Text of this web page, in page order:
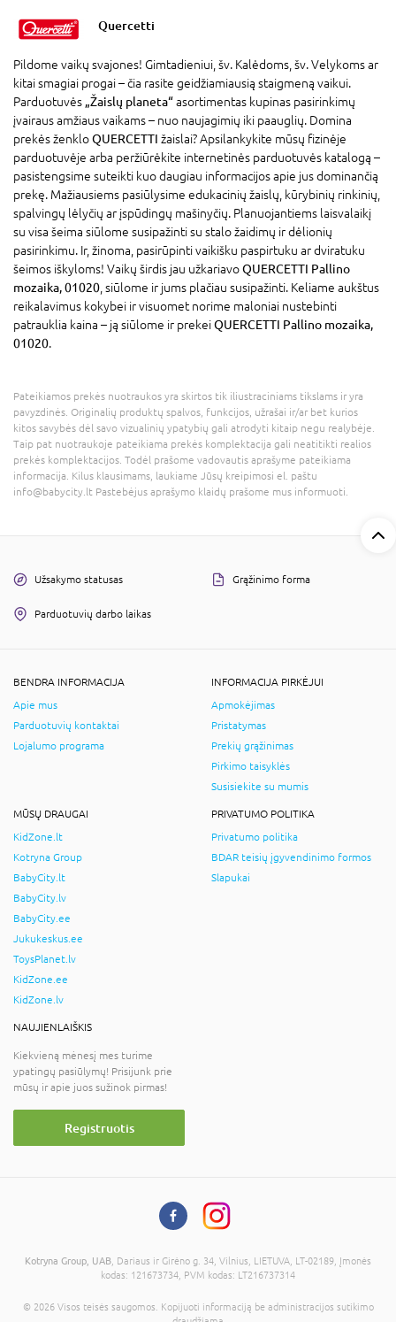
Quercetti
Pildome vaikų svajones! Gimtadieniui, šv. Kalėdoms, šv. Velykoms ar
kitai smagiai progai – čia rasite geidžiamiausią staigmeną vaikui.
Parduotuvės „Žaislų planeta“asortimentas kupinas pasirinkimų
įvairaus amžiaus vaikams – nuo naujagimių iki paauglių. Domina
prekės ženkloQUERCETTI žaislai? Apsilankykite mūsų fizinėje
parduotuvėje arba peržiūrėkite internetinės parduotuvės katalogą –
pasistengsime suteikti kuo daugiau informacijos apie jus dominančią
prekę. Mažiausiems pasiūlysime edukacinių žaislų, kūrybinių rinkinių,
spalvingų lėlyčių ar įspūdingų mašinyčių. Planuojantiems laisvalaikį
su visa šeima siūlome susipažinti su stalo žaidimų ir dėlionių
pasirinkimu. Ir, žinoma, pasirūpinti vaikišku paspirtuku ar dviratuku
šeimos iškyloms! Vaikų širdis jau užkariavoQUERCETTI Pallino
mozaika, 01020 , siūlome ir jums plačiau susipažinti. Keliame aukštus
reikalavimus kokybei ir visuomet norime maloniai nustebinti
patrauklia kaina – ją siūlome ir prekeiQUERCETTI Pallino mozaika,
01020.
Pateikiamos prekės nuotraukos yra skirtos tik iliustraciniams tikslams ir yra
pavyzdinės. Originalių produktų spalvos, funkcijos, užrašai ir/ar bet kurios
kitos savybės dėl savo vizualinių ypatybių gali atrodyti kitaip negu realybėje.
Taip pat nuotraukoje pateikiama prekės komplektacija gali neatitikti realios
prekės komplektacijos. Todėl prašome vadovautis aprašyme pateikiama
informacija. Kilus klausimams, laukiame Jūsų kreipimosi el. paštu
info@babycity.lt Pastebėjus aprašymo klaidų prašome mus informuoti.
Užsakymo statusas Grąžinimo forma
Parduotuvių darbo laikas
BENDRA INFORMACIJA
Apie mus
Parduotuvių kontaktai
Lojalumo programa
INFORMACIJA PIRKĖJUI
Apmokėjimas
Pristatymas
Prekių grąžinimas
Pirkimo taisyklės
Susisiekite su mumis
MŪSŲ DRAUGAI
KidZone.lt
Kotryna Group
BabyCity.lt
BabyCity.lv
BabyCity.ee
Jukukeskus.ee
ToysPlanet.lv
KidZone.ee
KidZone.lv
PRIVATUMO POLITIKA
Privatumo politika
BDAR teisių įgyvendinimo formos
Slapukai
NAUJIENLAIŠKIS
Kiekvieną mėnesį mes turime
ypatingų pasiūlymų! Prisijunk prie
mūsų ir apie juos sužinok pirmas!
Registruotis
Kotryna Group, UAB , Dariaus ir Girėno g. 34, Vilnius, LIETUVA, LT-02189, Įmonės
kodas: 121673734, PVM kodas: LT216737314
© 2026 Visos teisės saugomos. Kopijuoti informaciją be administracijos sutikimo